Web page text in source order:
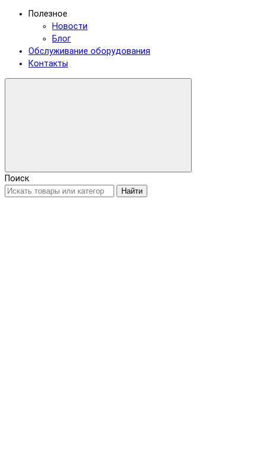
Полезное
Новости
Блог
Обслуживание оборудования
Контакты
Поиск
Найти